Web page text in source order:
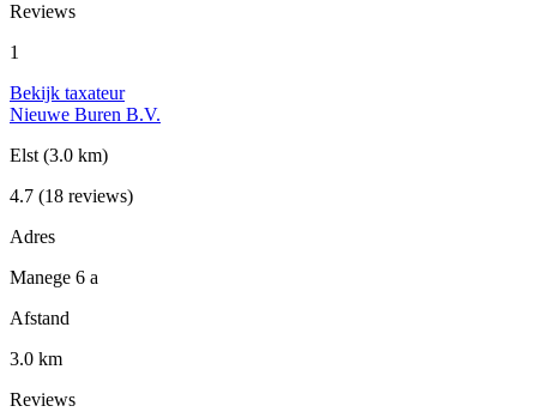
Reviews
1
Bekijk taxateur
Nieuwe Buren B.V.
Elst (3.0 km)
4.7 (18 reviews)
Adres
Manege 6 a
Afstand
3.0 km
Reviews